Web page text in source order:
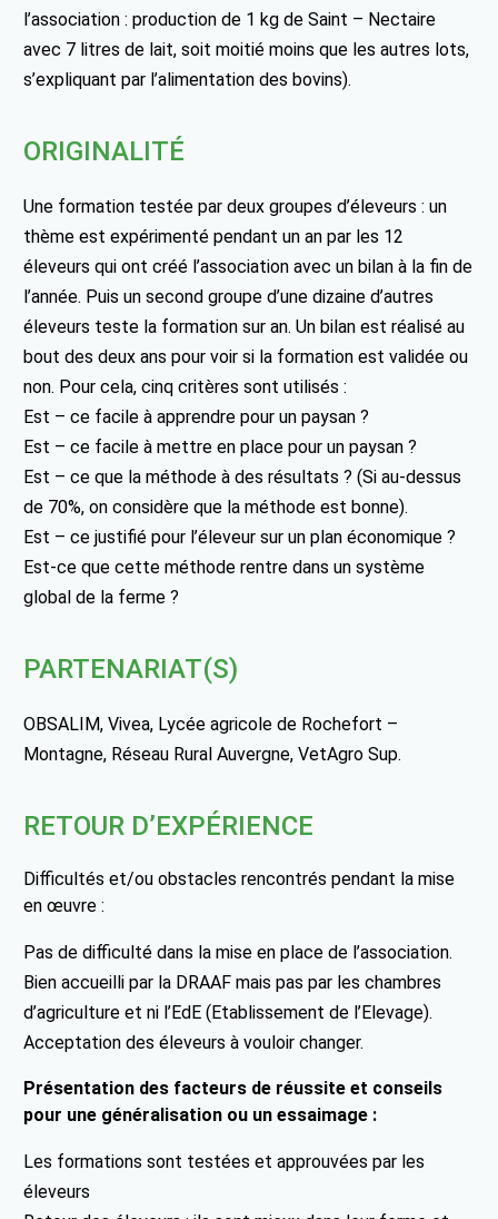
l’association : production de 1 kg de Saint – Nectaire
avec 7 litres de lait, soit moitié moins que les autres lots,
s’expliquant par l’alimentation des bovins).
ORIGINALITÉ
Une formation testée par deux groupes d’éleveurs : un
thème est expérimenté pendant un an par les 12
éleveurs qui ont créé l’association avec un bilan à la fin de
l’année. Puis un second groupe d’une dizaine d’autres
éleveurs teste la formation sur an. Un bilan est réalisé au
bout des deux ans pour voir si la formation est validée ou
non. Pour cela, cinq critères sont utilisés :
Est – ce facile à apprendre pour un paysan ?
Est – ce facile à mettre en place pour un paysan ?
Est – ce que la méthode à des résultats ? (Si au-dessus
de 70%, on considère que la méthode est bonne).
Est – ce justifié pour l’éleveur sur un plan économique ?
Est-ce que cette méthode rentre dans un système
global de la ferme ?
PARTENARIAT(S)
OBSALIM, Vivea, Lycée agricole de Rochefort –
Montagne, Réseau Rural Auvergne, VetAgro Sup.
RETOUR D’EXPÉRIENCE
Difficultés et/ou obstacles rencontrés pendant la mise
en œuvre :
Pas de difficulté dans la mise en place de l’association.
Bien accueilli par la DRAAF mais pas par les chambres
d’agriculture et ni l’EdE (Etablissement de l’Elevage).
Acceptation des éleveurs à vouloir changer.
Présentation des facteurs de réussite et conseils
pour une généralisation ou un essaimage :
Les formations sont testées et approuvées par les
éleveurs